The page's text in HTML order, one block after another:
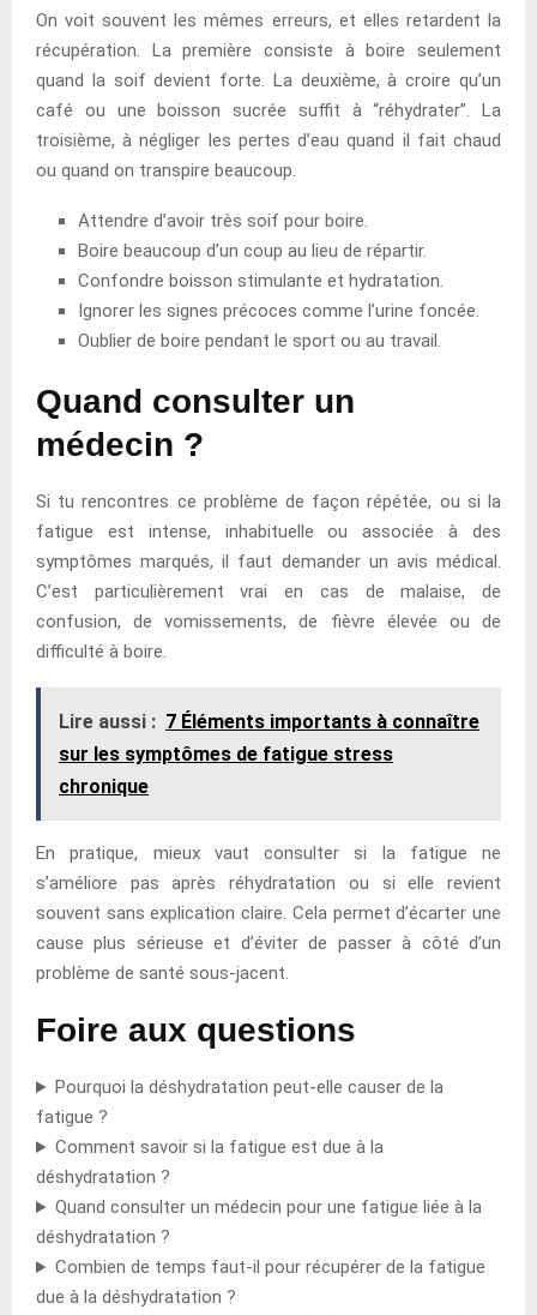
On voit souvent les mêmes erreurs, et elles retardent la
récupération. La première consiste à boire seulement
quand la soif devient forte. La deuxième, à croire qu’un
café ou une boisson sucrée suffit à “réhydrater”. La
troisième, à négliger les pertes d’eau quand il fait chaud
ou quand on transpire beaucoup.
Attendre d’avoir très soif pour boire.
Boire beaucoup d’un coup au lieu de répartir.
Confondre boisson stimulante et hydratation.
Ignorer les signes précoces comme l’urine foncée.
Oublier de boire pendant le sport ou au travail.
Quand consulter un
médecin ?
Si tu rencontres ce problème de façon répétée, ou si la
fatigue est intense, inhabituelle ou associée à des
symptômes marqués, il faut demander un avis médical.
C’est particulièrement vrai en cas de malaise, de
confusion, de vomissements, de fièvre élevée ou de
difficulté à boire.
Lire aussi : 7 Éléments importants à connaître
sur les symptômes de fatigue stress
chronique
En pratique, mieux vaut consulter si la fatigue ne
s’améliore pas après réhydratation ou si elle revient
souvent sans explication claire. Cela permet d’écarter une
cause plus sérieuse et d’éviter de passer à côté d’un
problème de santé sous-jacent.
Foire aux questions
Pourquoi la déshydratation peut-elle causer de la
fatigue ?
Comment savoir si la fatigue est due à la
déshydratation ?
Quand consulter un médecin pour une fatigue liée à la
déshydratation ?
Combien de temps faut-il pour récupérer de la fatigue
due à la déshydratation ?